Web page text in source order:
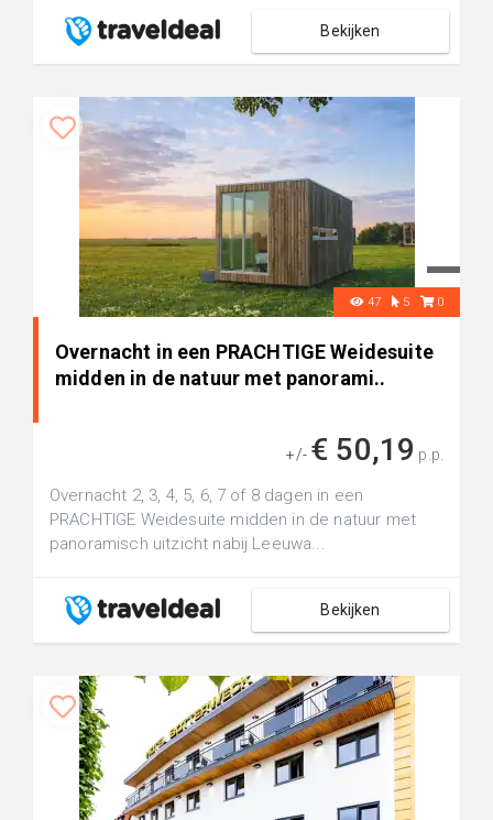
Bekijken
47 5 0
Overnacht in een PRACHTIGE Weidesuite
midden in de natuur met panorami..
+/- € 50,19 p.p.
Overnacht 2, 3, 4, 5, 6, 7 of 8 dagen in een
PRACHTIGE Weidesuite midden in de natuur met
panoramisch uitzicht nabij Leeuwa...
Bekijken